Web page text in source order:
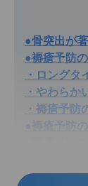
●骨突出が
●褥瘡予防
・ロングタ
・やわらか
・褥瘡予防